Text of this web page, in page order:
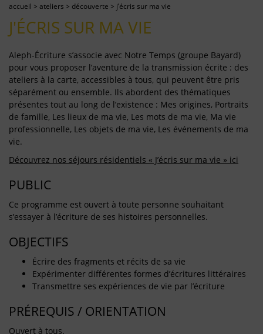
accueil > ateliers > découverte > j’écris sur ma vie
J'ÉCRIS SUR MA VIE
Aleph-Écriture s’associe avec Notre Temps (groupe Bayard)
pour vous proposer l’aventure de la transmission écrite : des
ateliers à la carte, accessibles à tous, qui peuvent être pris
séparément ou ensemble. Ils abordent des thématiques
présentes tout au long de l’existence : Mes origines, Portraits
de famille, Les lieux de ma vie, Les mots de ma vie, Ma vie
professionnelle, Les objets de ma vie, Les événements de ma
vie.
Découvrez nos séjours résidentiels « J’écris sur ma vie » ici
PUBLIC
Ce programme est ouvert à toute personne souhaitant
s’essayer à l’écriture de ses histoires personnelles.
OBJECTIFS
Écrire des fragments et récits de sa vie
Expérimenter différentes formes d’écritures littéraires
Transmettre ses expériences de vie par l’écriture
PRÉREQUIS / ORIENTATION
Ouvert à tous.